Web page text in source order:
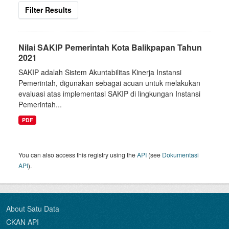
Filter Results
Nilai SAKIP Pemerintah Kota Balikpapan Tahun
2021
SAKIP adalah Sistem Akuntabilitas Kinerja Instansi
Pemerintah, digunakan sebagai acuan untuk melakukan
evaluasi atas implementasi SAKIP di lingkungan Instansi
Pemerintah...
PDF
You can also access this registry using theAPI (see Dokumentasi
API).
About Satu Data
CKAN API